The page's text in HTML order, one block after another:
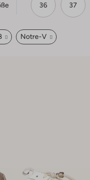
36 37
Notre-V